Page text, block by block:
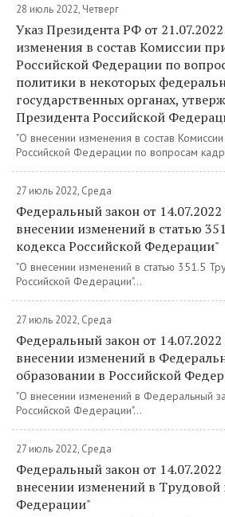
28 июль 2022, Четверг
Указ Президента РФ от
изменения в состав Комиссии
Российской Федерации по
политики в некоторых
государственных органах,
Президента Российской
"О внесении изменения в состав
Российской Федерации по вопросам
27 июль 2022, Среда
Федеральный закон от
внесении изменений в статью
кодекса Российской Федерации"
"О внесении изменений в статью 351.5
Российской Федерации"...
27 июль 2022, Среда
Федеральный закон от
внесении изменений в
образовании в Российской
"О внесении изменений в Федеральный
Российской Федерации"...
27 июль 2022, Среда
Федеральный закон от
внесении изменений в Трудовой
Федерации"